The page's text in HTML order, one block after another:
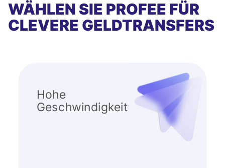
WÄHLEN SIE PROFEE FÜR
CLEVERE GELDTRANSFERS
Hohe
Geschwindigkeit